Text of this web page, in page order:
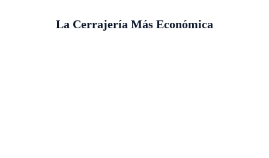
La Cerrajería Más Económica